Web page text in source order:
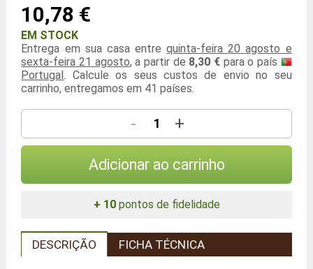
10,78 €
EM STOCK
Entrega em sua casa entrequinta-feira 20 agosto e
sexta-feira 21 agosto, a partir de 8,30 € para o país
Portugal . Calcule os seus custos de envio no seu
carrinho, entregamos em 41 países.
- +
Adicionar ao carrinho
+ 10pontos de fidelidade
DESCRIÇÃO FICHA TÉCNICA